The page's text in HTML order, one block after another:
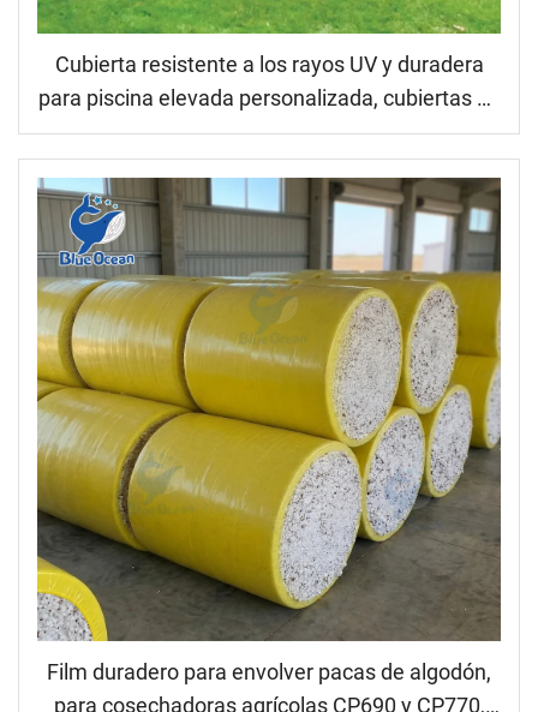
Cubierta resistente a los rayos UV y duradera
para piscina elevada personalizada, cubiertas de
invierno para piscina para protección doméstica
en otoño
Film duradero para envolver pacas de algodón,
para cosechadoras agrícolas CP690 y CP770,